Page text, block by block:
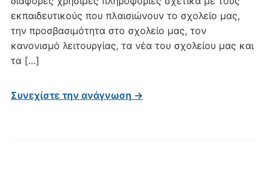
εκπαιδευτικούς που πλαισιώνουν το σχολείο μας,
την προσβασιμότητα στο σχολείο μας, τον
κανονισμό λειτουργίας, τα νέα του σχολείου μας και
τα […]
Συνεχίστε την ανάγνωση →